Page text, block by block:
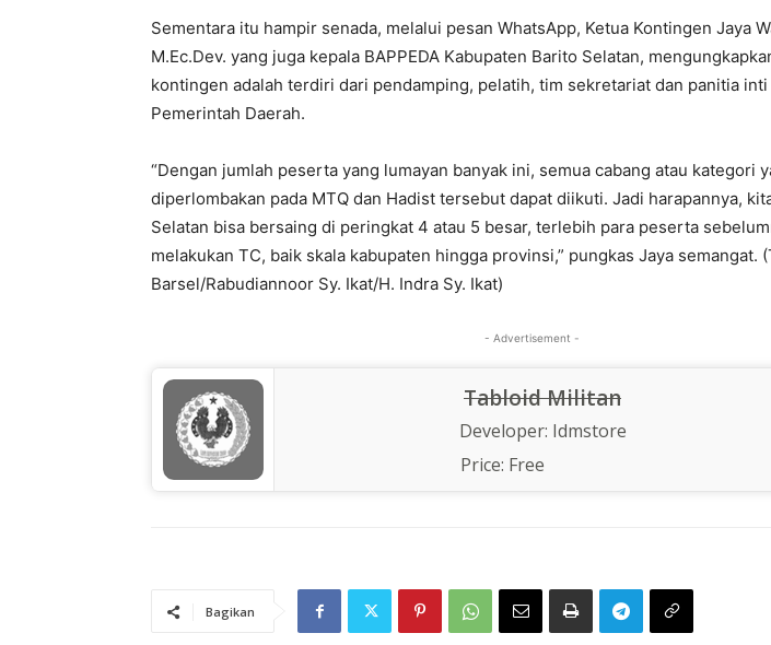
Sementara itu hampir senada, melalui pesan WhatsApp, Ketua Kontingen Jaya
M.Ec.Dev. yang juga kepala BAPPEDA Kabupaten Barito Selatan,
kontingen adalah terdiri dari pendamping, pelatih, tim sekretariat dan panitia
Pemerintah Daerah.
“Dengan jumlah peserta yang lumayan banyak ini, semua cabang atau kategori
diperlombakan pada MTQ dan Hadist tersebut dapat diikuti. Jadi harapannya,
Selatan bisa bersaing di peringkat 4 atau 5 besar, terlebih para peserta
melakukan TC, baik skala kabupaten hingga provinsi,” pungkas Jaya semangat.
Barsel/Rabudiannoor Sy. Ikat/H. Indra Sy. Ikat)
- Advertisement -
Tabloid Militan
Developer: Idmstore
Price: Free
Bagikan